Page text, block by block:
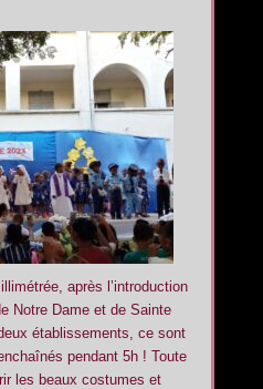
après l’introduction
Notre Dame et de Sainte
établissements, ce sont
pendant 5h ! Toute
les beaux costumes et